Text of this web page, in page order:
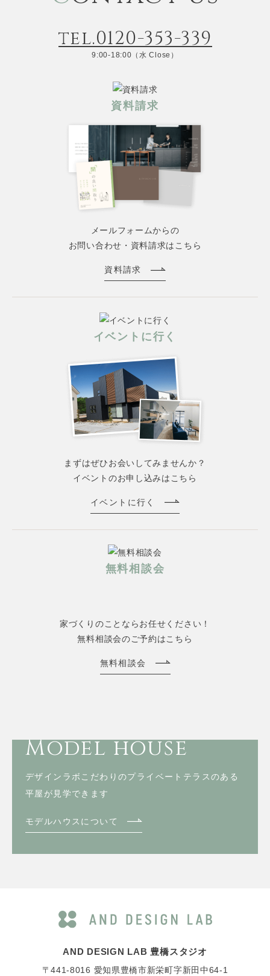
tel.0120-353-339
9:00-18:00（水 Close）
資料請求
メールフォームからの
お問い合わせ・資料請求はこちら
資料請求
イベントに行く
まずはぜひお会いしてみませんか？
イベントのお申し込みはこちら
イベントに行く
無料相談会
家づくりのことならお任せください！
無料相談会のご予約はこちら
無料相談会
Model house
デザインラボこだわりのプライベートテラスのある
平屋が見学できます
モデルハウスについて
AND DESIGN LAB 豊橋スタジオ
〒441-8016 愛知県豊橋市新栄町字新田中64-1